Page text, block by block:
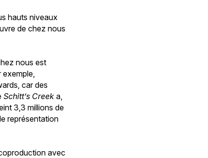
hauts niveaux
de chez nous
nous est
exemple,
car des
Schitt’s Creek a,
3,3 millions de
représentation
avec